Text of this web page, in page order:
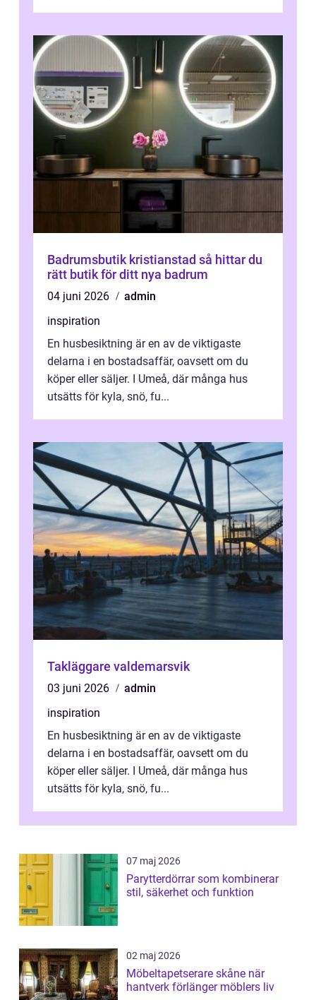
Badrumsbutik kristianstad så hittar du
rätt butik för ditt nya badrum
04 juni 2026
admin
inspiration
En husbesiktning är en av de viktigaste
delarna i en bostadsaffär, oavsett om du
köper eller säljer. I Umeå, där många hus
utsätts för kyla, snö, fu...
Takläggare valdemarsvik
03 juni 2026
admin
inspiration
En husbesiktning är en av de viktigaste
delarna i en bostadsaffär, oavsett om du
köper eller säljer. I Umeå, där många hus
utsätts för kyla, snö, fu...
07 maj 2026
Parytterdörrar som kombinerar
stil, säkerhet och funktion
02 maj 2026
Möbeltapetserare skåne när
hantverk förlänger möblers liv